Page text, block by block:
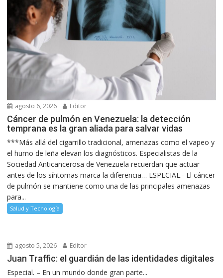
agosto 6, 2026 Editor
Cáncer de pulmón en Venezuela: la detección
temprana es la gran aliada para salvar vidas
***Más allá del cigarrillo tradicional, amenazas como el vapeo y
el humo de leña elevan los diagnósticos. Especialistas de la
Sociedad Anticancerosa de Venezuela recuerdan que actuar
antes de los síntomas marca la diferencia… ESPECIAL.- El cáncer
de pulmón se mantiene como una de las principales amenazas
para...
Salud y Tecnología
agosto 5, 2026 Editor
Juan Traffic: el guardián de las identidades digitales
Especial. – En un mundo donde gran parte...